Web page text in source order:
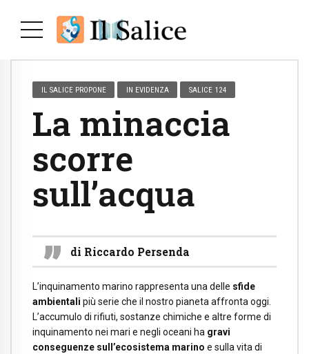
IL SALICE PROPONE IN EVIDENZA SALICE 124
La minaccia
scorre
sull’acqua
di Riccardo Persenda
L’inquinamento marino rappresenta una delle sfide
ambientali più serie che il nostro pianeta affronta oggi.
L’accumulo di rifiuti, sostanze chimiche e altre forme di
inquinamento nei mari e negli oceani ha gravi
conseguenze sull’ecosistema marino e sulla vita di